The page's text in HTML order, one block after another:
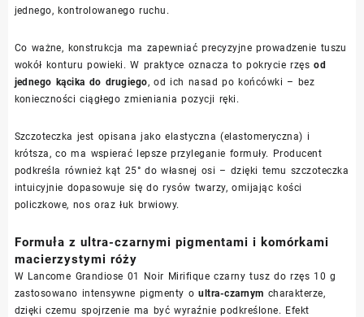
jednego, kontrolowanego ruchu.
Co ważne, konstrukcja ma zapewniać precyzyjne prowadzenie tuszu
wokół konturu powieki. W praktyce oznacza to pokrycie rzęsod
jednego kącika do drugiego, od ich nasad po końcówki – bez
konieczności ciągłego zmieniania pozycji ręki.
Szczoteczka jest opisana jako elastyczna (elastomeryczna) i
krótsza, co ma wspierać lepsze przyleganie formuły. Producent
podkreśla również kąt 25° do własnej osi – dzięki temu szczoteczka
intuicyjnie dopasowuje się do rysów twarzy, omijając kości
policzkowe, nos oraz łuk brwiowy.
Formuła z ultra-czarnymi pigmentami i komórkami
macierzystymi róży
W Lancome Grandiose 01 Noir Mirifique czarny tusz do rzęs 10 g
zastosowano intensywne pigmenty oultra-czarnym charakterze,
dzięki czemu spojrzenie ma być wyraźnie podkreślone. Efekt